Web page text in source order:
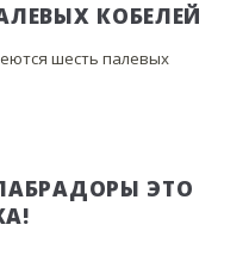
КОБЕЛЕЙ
шесть палевых
ЭТО